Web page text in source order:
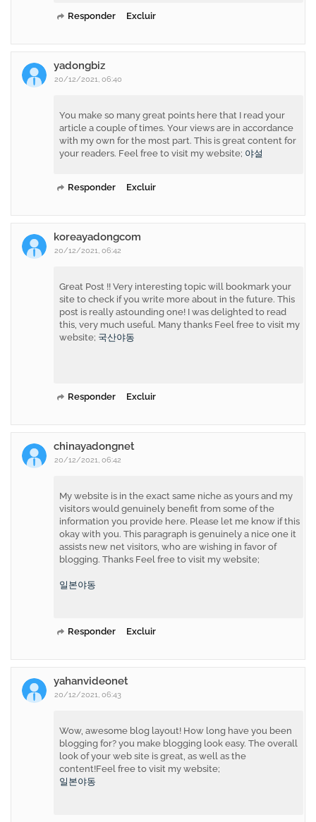
Responder Excluir
yadongbiz
20/12/2021, 06:40
You make so many great points here that I read your
article a couple of times. Your views are in accordance
with my own for the most part. This is great content for
your readers. Feel free to visit my website; 야설
Responder Excluir
koreayadongcom
20/12/2021, 06:42
Great Post !! Very interesting topic will bookmark your
site to check if you write more about in the future. This
post is really astounding one! I was delighted to read
this, very much useful. Many thanks Feel free to visit my
website; 국산야동
Responder Excluir
chinayadongnet
20/12/2021, 06:42
My website is in the exact same niche as yours and my
visitors would genuinely benefit from some of the
information you provide here. Please let me know if this
okay with you. This paragraph is genuinely a nice one it
assists new net visitors, who are wishing in favor of
blogging. Thanks Feel free to visit my website;
일본야동
Responder Excluir
yahanvideonet
20/12/2021, 06:43
Wow, awesome blog layout! How long have you been
blogging for? you make blogging look easy. The overall
look of your web site is great, as well as the
content!Feel free to visit my website;
일본야동